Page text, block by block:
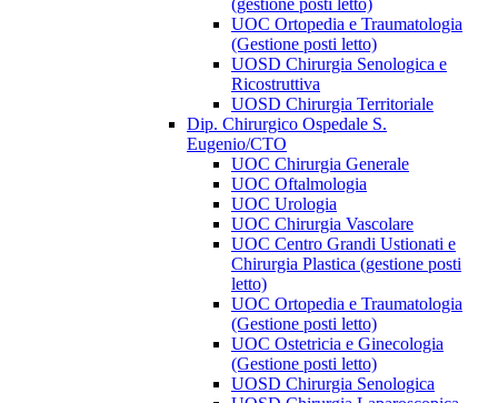
(gestione posti letto)
UOC Ortopedia e Traumatologia
(Gestione posti letto)
UOSD Chirurgia Senologica e
Ricostruttiva
UOSD Chirurgia Territoriale
Dip. Chirurgico Ospedale S.
Eugenio/CTO
UOC Chirurgia Generale
UOC Oftalmologia
UOC Urologia
UOC Chirurgia Vascolare
UOC Centro Grandi Ustionati e
Chirurgia Plastica (gestione posti
letto)
UOC Ortopedia e Traumatologia
(Gestione posti letto)
UOC Ostetricia e Ginecologia
(Gestione posti letto)
UOSD Chirurgia Senologica